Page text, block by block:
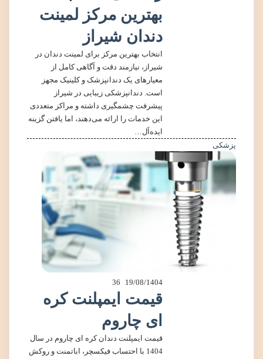
بهترین مرکز لمینت
دندان شیراز
انتخاب بهترین مرکز برای لمینت دندان در
شیراز، نیازمند دقت و آگاهی کامل از
معیارهای یک دندانپزشک و کلینیک مجهز
است. دندانپزشکی زیبایی در شیراز
پیشرفت چشمگیری داشته و مراکز متعددی
این خدمات را ارائه می‌دهند، اما یافتن گزینه
ایده‌آل…
پزشکی
19/08/1404
36
قیمت ایمپلنت کره
ای چاروم
قیمت ایمپلنت دندان کره ای چاروم در سال
1404 با احتساب فیکسچر، اباتمنت و روکش